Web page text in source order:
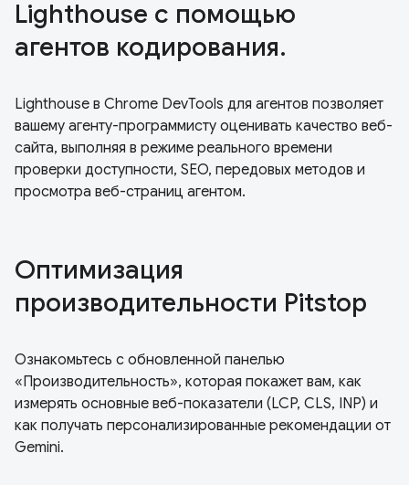
Lighthouse с помощью
агентов кодирования.
Lighthouse в Chrome DevTools для агентов позволяет
вашему агенту-программисту оценивать качество веб-
сайта, выполняя в режиме реального времени
проверки доступности, SEO, передовых методов и
просмотра веб-страниц агентом.
Оптимизация
производительности Pitstop
Ознакомьтесь с обновленной панелью
«Производительность», которая покажет вам, как
измерять основные веб-показатели (LCP, CLS, INP) и
как получать персонализированные рекомендации от
Gemini.